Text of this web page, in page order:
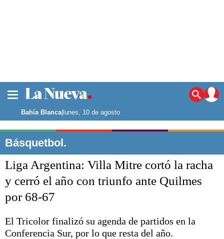
Noticias
La ciudad
Punta Alta
El mundo
Seguridad
Liga del Sur
Básquetbol
Bahía Blanca|lunes, 10 de agosto
Básquetbol.
Liga Argentina: Villa Mitre cortó la racha
y cerró el año con triunfo ante Quilmes
por 68-67
El Tricolor finalizó su agenda de partidos en la
Conferencia Sur, por lo que resta del año.